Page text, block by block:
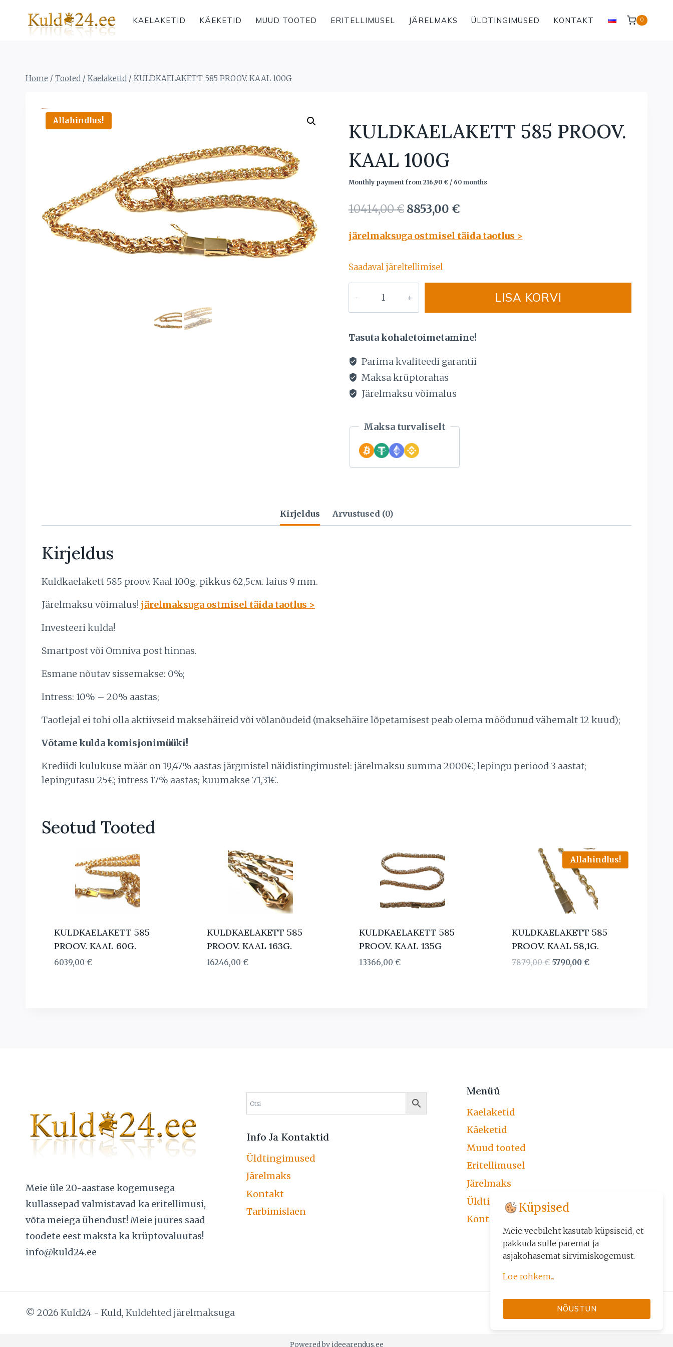
content
KAELAKETID KÄEKETID MUUD TOOTED ERITELLIMUSEL JÄRELMAKS ÜLDTINGIMUSED KONTAKT 0
Home / Tooted / Kaelaketid / KULDKAELAKETT 585 PROOV. KAAL 100G
Allahindlus!
KULDKAELAKETT 585 PROOV.
KAAL 100G
Monthly payment from 216,90 €/ 60 months
10414,00€ Algne
oli:
10414,00 €.
8853,00 €Current
is:
järelmaksuga ostmisel täida taotlus >
Saadaval järeltellimisel
KAAL
kogus
LISA KORVI
Tasuta kohaletoimetamine!
Parima kvaliteedi garantii
Maksa krüptorahas
Järelmaksu võimalus
Maksa turvaliselt
Kirjeldus Arvustused (0)
Kirjeldus
Kuldkaelakett 585 proov. Kaal 100g. pikkus 62,5см. laius 9 mm.
Järelmaksu võimalus! järelmaksuga ostmisel täida taotlus >
Investeeri kulda!
Smartpost või Omniva post hinnas.
Esmane nõutav sissemakse: 0%;
Intress: 10% – 20% aastas;
Taotlejal ei tohi olla aktiivseid maksehäireid või võlanõudeid (maksehäire lõpetamisest peab olema möödunud vähemalt 12 kuud);
Võtame kulda komisjonimüüki!
Krediidi kulukuse määr on 19,47% aastas järgmistel näidistingimustel: järelmaksu summa 2000€; lepingu periood 3 aastat;
lepingutasu 25€; intress 17% aastas; kuumakse 71,31€.
Seotud Tooted
KULDKAELAKETT 585
PROOV. KAAL 60G.
6039,00 €
KULDKAELAKETT 585
PROOV. KAAL 163G.
16246,00 €
KULDKAELAKETT 585
PROOV. KAAL 135G
13366,00 €
Allahindlus!
KULDKAELAKETT 585
PROOV. KAAL 58,1G.
7879,00€ Algne
5790,00 €Current
Meie üle 20-aastase kogemusega
kullassepad valmistavad ka eritellimusi,
võta meiega ühendust! Meie juures saad
toodete eest maksta ka krüptovaluutas!
info@kuld24.ee
Info Ja Kontaktid
Üldtingimused
Järelmaks
Kontakt
Tarbimislaen
Menüü
Kaelaketid
Käeketid
Muud tooted
Eritellimusel
Järelmaks
Üldtingimused
Kontakt
© 2026 Kuld24 - Kuld, Kuldehted järelmaksuga
Powered by ideearendus.ee
Küpsised
Meie veebileht kasutab küpsiseid, et
pakkuda sulle paremat ja
asjakohasemat sirvimiskogemust.
Loe rohkem...
Küpsiseid kasutame kolmel
NÕUSTUN